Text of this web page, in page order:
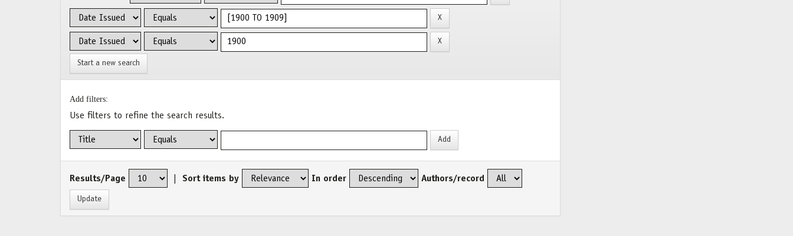
Start a new search
Add filters:
Use filters to refine the search results.
Results/Page Sort items by In order Authors/record